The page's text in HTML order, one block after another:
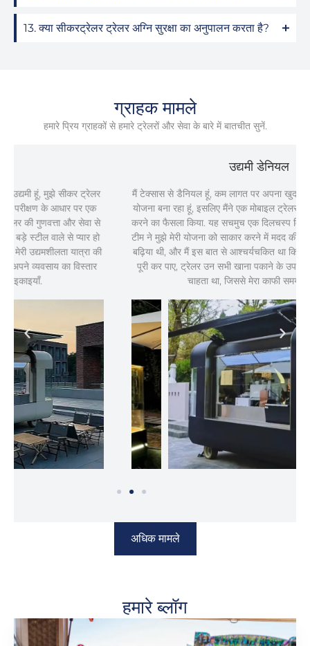
13. क्या सीकरट्रेलर ट्रेलर अग्नि सुरक्षा का अनुपालन करता है?
ग्राहक मामले
हमारे प्रिय ग्राहकों से हमारे ट्रेलरों और सेवा के बारे में बातचीत सुनें.
मैं टेक्सास से डैनियल हूं, कम लागत पर अपना खुद का व्यवसाय शुरू करने की
योजना बना रहा हूं, इसलिए मैंने एक मोबाइल ट्रेलर के साथ अपनी यात्रा शुरू
करने का फैसला किया. यह सचमुच एक दिलचस्प विचार था, और सीकर ट्रेलर
टीम ने मुझे मेरी योजना को साकार करने में मदद की, उनकी डिज़ाइन टीम बहुत
बढ़िया थी, और मैं इस बात से आश्चर्यचकित था कि वे कितनी तेजी से योजनाएँ
पूरी कर पाए, ट्रेलर उन सभी खाना पकाने के उपकरणों के साथ आया जो मैं
चाहता था, जिससे मेरा काफी समय बच गया.
अधिक मामले
हमारे ब्लॉग